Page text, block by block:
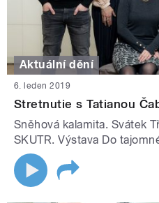
Aktuální dění
6. leden 2019
Stretnutie s Tatianou
Sněhová kalamita. Svátek
SKUTR. Výstava Do